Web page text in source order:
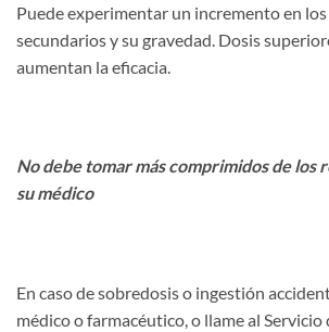
Puede experimentar un incremento en
secundarios y su gravedad. Dosis
aumentan la eficacia.
No debe tomar más comprimidos de los
su médico
En caso de sobredosis o ingestión
médico o farmacéutico, o llame al